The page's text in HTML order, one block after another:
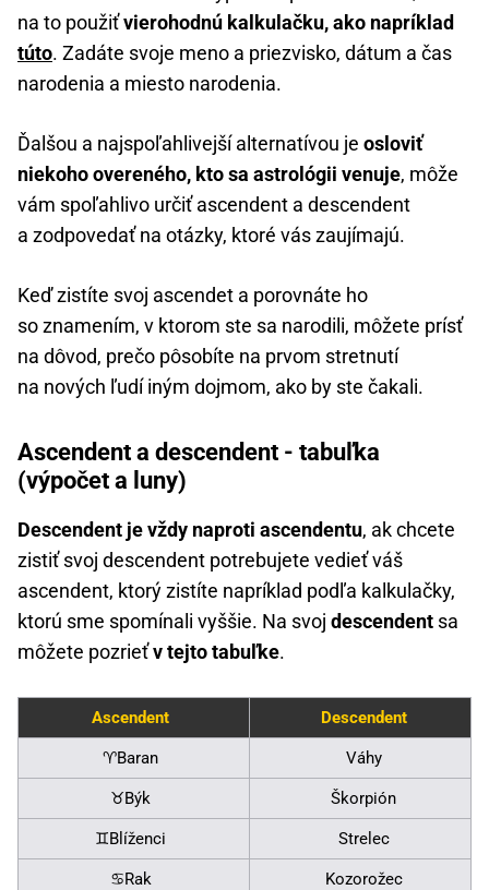
na to použiťvierohodnú kalkulačku, ako napríklad
túto. Zadáte svoje meno a priezvisko, dátum a čas
narodenia a miesto narodenia.
Ďalšou a najspoľahlivejší alternatívou je osloviť
niekoho overeného, kto sa astrológii venuje, môže
vám spoľahlivo určiť ascendent a descendent
a zodpovedať na otázky, ktoré vás zaujímajú.
Keď zistíte svoj ascendet a porovnáte ho
so znamením, v ktorom ste sa narodili, môžete prísť
na dôvod, prečo pôsobíte na prvom stretnutí
na nových ľudí iným dojmom, ako by ste čakali.
Ascendent a descendent - tabuľka
(výpočet a luny)
Descendent je vždy naproti ascendentu, ak chcete
zistiť svoj descendent potrebujete vedieť váš
ascendent, ktorý zistíte napríklad podľa kalkulačky,
ktorú sme spomínali vyššie. Na svoj descendent sa
môžete pozrieťv tejto tabuľke.
Ascendent Descendent
♈Baran Váhy
♉Býk Škorpión
♊Blíženci Strelec
♋Rak Kozorožec